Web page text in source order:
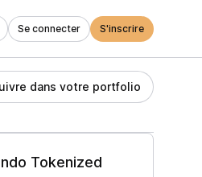
Se connecter S'inscrire
dans votre portfolio
Tokenized